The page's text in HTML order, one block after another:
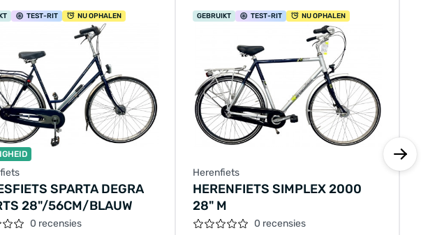
TEST-RIT NU OPHALEN
SPARTA DEGRA
28"/56CM/BLAUW
0 recensies
GEBRUIKT TEST-RIT NU OPHALEN
Herenfiets
HERENFIETS SIMPLEX 2000
28" M
0 recensies